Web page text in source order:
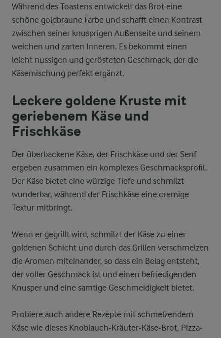
Während des Toastens entwickelt das Brot eine
schöne goldbraune Farbe und schafft einen Kontrast
zwischen seiner knusprigen Außenseite und seinem
weichen und zarten Inneren. Es bekommt einen
leicht nussigen und gerösteten Geschmack, der die
Käsemischung perfekt ergänzt.
Leckere goldene Kruste mit
geriebenem Käse und
Frischkäse
Der überbackene Käse, der Frischkäse und der Senf
ergeben zusammen ein komplexes Geschmacksprofil.
Der Käse bietet eine würzige Tiefe und schmilzt
wunderbar, während der Frischkäse eine cremige
Textur mitbringt.
Wenn er gegrillt wird, schmilzt der Käse zu einer
goldenen Schicht und durch das Grillen verschmelzen
die Aromen miteinander, so dass ein Belag entsteht,
der voller Geschmack ist und einen befriedigenden
Knusper und eine samtige Geschmeidigkeit bietet.
Probiere auch andere Rezepte mit schmelzendem
Käse wie dieses Knoblauch-Kräuter-Käse-Brot, Pizza-